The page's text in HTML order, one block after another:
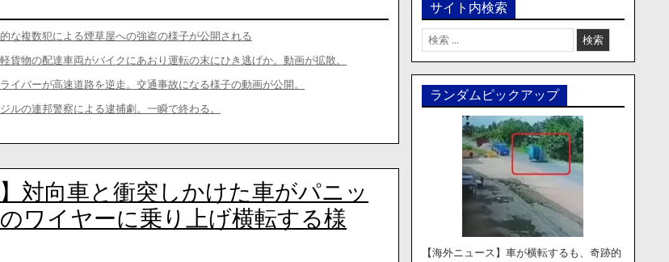
な複数犯による煙草屋への強盗の様子が公開される
貨物の配達車両がバイクにあおり運転の末にひき逃げか。動画が拡散。
イバーが高速道路を逆走。交通事故になる様子の動画が公開。
ルの連邦警察による逮捕劇。一瞬で終わる。
】対向車と衝突しかけた車がパニッ
ワイヤーに乗り上げ横転する様
サイト内検索
検
索:
ランダムピックアップ
【海外ニュース】車が横転するも、奇跡的